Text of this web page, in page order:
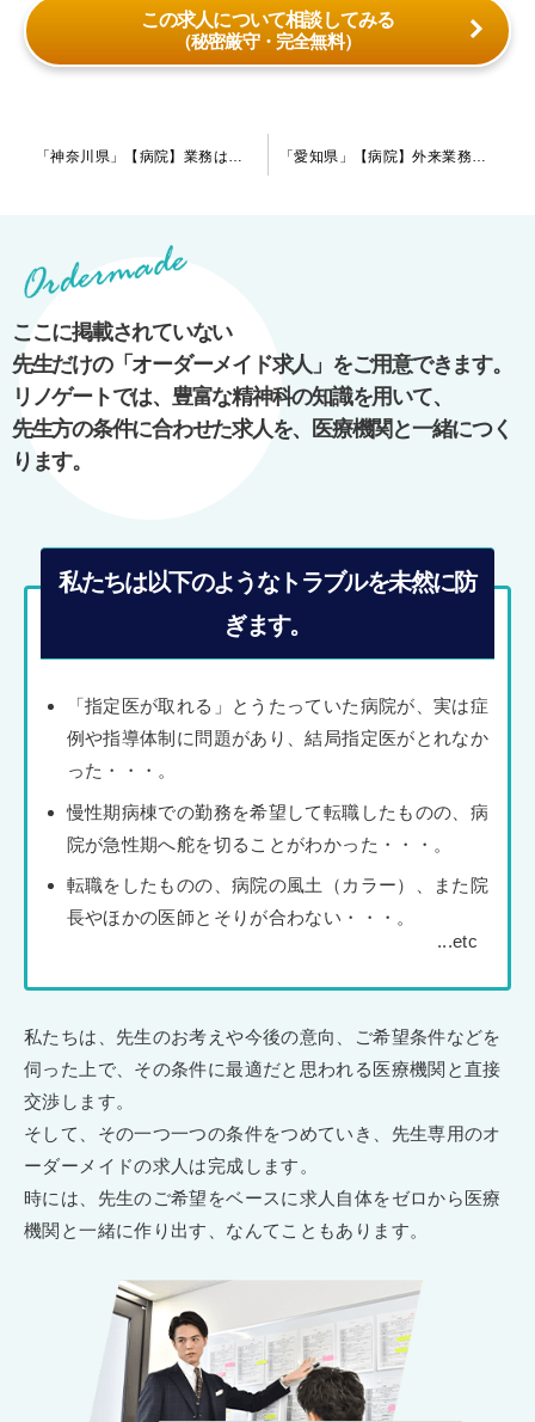
この求人について相談してみる
（秘密厳守・完全無料）
ゲ
シ
ョ
ン
「神奈川県」【病院】業務は病棟管理メインとなり外来は多くて週1コマ程です。当直免除のご相談も可能です。 「愛知県」【病院】外来業務がメインのリエゾン案件です。院内保育・産休育休制度も有り、お子様のいらっしゃる先生も働きやすい環境です◎
ここに掲載されていない
先生だけの「オーダーメイド求人」をご用意できます。
リノゲートでは、豊富な精神科の知識を用いて、
先生方の条件に合わせた求人を、医療機関と一緒につく
ります。
私たちは以下のようなトラブルを未然に防
ぎます。
「指定医が取れる」とうたっていた病院が、実は症
例や指導体制に問題があり、結局指定医がとれなか
った・・・。
慢性期病棟での勤務を希望して転職したものの、病
院が急性期へ舵を切ることがわかった・・・。
転職をしたものの、病院の風土（カラー）、また院
長やほかの医師とそりが合わない・・・。
私たちは、先生のお考えや今後の意向、ご希望条件などを
伺った上で、その条件に最適だと思われる医療機関と直接
交渉します。
そして、その一つ一つの条件をつめていき、先生専用のオ
ーダーメイドの求人は完成します。
時には、先生のご希望をベースに求人自体をゼロから医療
機関と一緒に作り出す、なんてこともあります。